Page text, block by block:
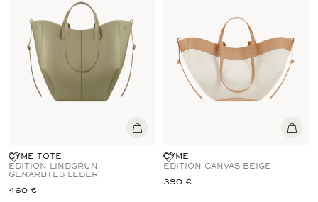
CYME TOTE
EDITION LINDGRÜN
GENARBTES LEDER
460 €
CYME
EDITION CANVAS BEIGE
390 €